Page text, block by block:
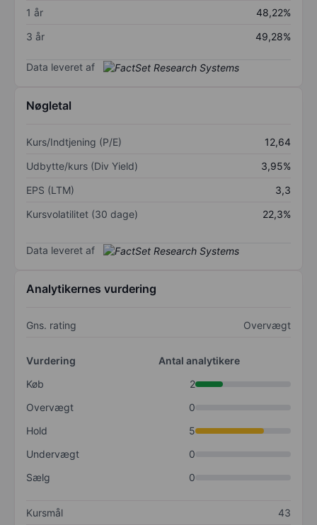
1 år
48,22%
3 år
49,28%
Data leveret af
Nøgletal
Kurs/Indtjening (P/E)
12,64
Udbytte/kurs (Div Yield)
3,95%
EPS (LTM)
3,3
Kursvolatilitet (30 dage)
22,3%
Data leveret af
Analytikernes vurdering
Gns. rating Overvægt
Vurdering
Antal analytikere
Køb
2
Overvægt
0
Hold
5
Undervægt
0
Sælg
0
Kursmål
43